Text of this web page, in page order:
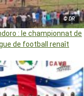
© DR
: le championnat de
de football renaît